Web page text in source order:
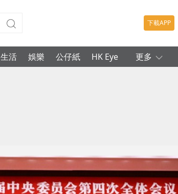
下載APP
生活 娛樂 公仔紙 HK Eye 更多